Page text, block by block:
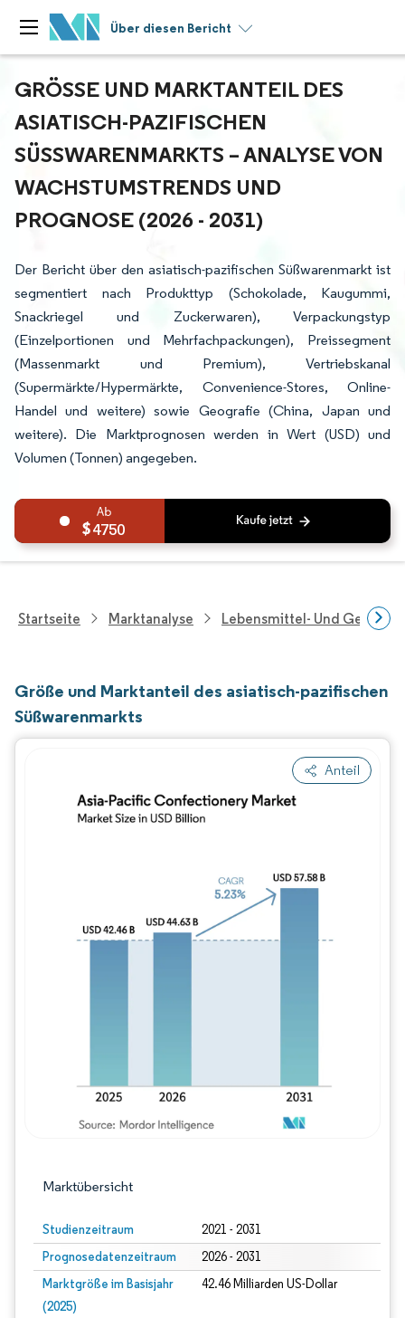
Über diesen Bericht
GRÖSSE UND MARKTANTEIL DES A
SIATISCH-PAZIFISCHEN S
ÜSSWARENMARKTS – ANALYSE VON WA
CHSTUMSTRENDS UND PR
OGNOSE (2026 - 2031)
Der Bericht über den asiatisch-pazifischen Süßwarenmarkt ist
segmentiert nach Produkttyp (Schokolade, Kaugummi,
Snackriegel und Zuckerwaren), Verpackungstyp
(Einzelportionen und Mehrfachpackungen), Preissegment
(Massenmarkt und Premium), Vertriebskanal
(Supermärkte/Hypermärkte, Convenience-Stores, Online-
Handel und weitere) sowie Geografie (China, Japan und
weitere). Die Marktprognosen werden in Wert (USD) und
Volumen (Tonnen) angegeben.
4750
Startseite Marktanalyse Lebensmittel- Und
Größe und Marktanteil des asiatisch-pazifischen
Süßwarenmarkts
Anteil
Marktübersicht
Studienzeitraum 2021 - 2031
Prognosedatenzeitraum 2026 - 2031
Marktgröße im Basisjahr
(2025)
42.46 Milliarden US-Dollar